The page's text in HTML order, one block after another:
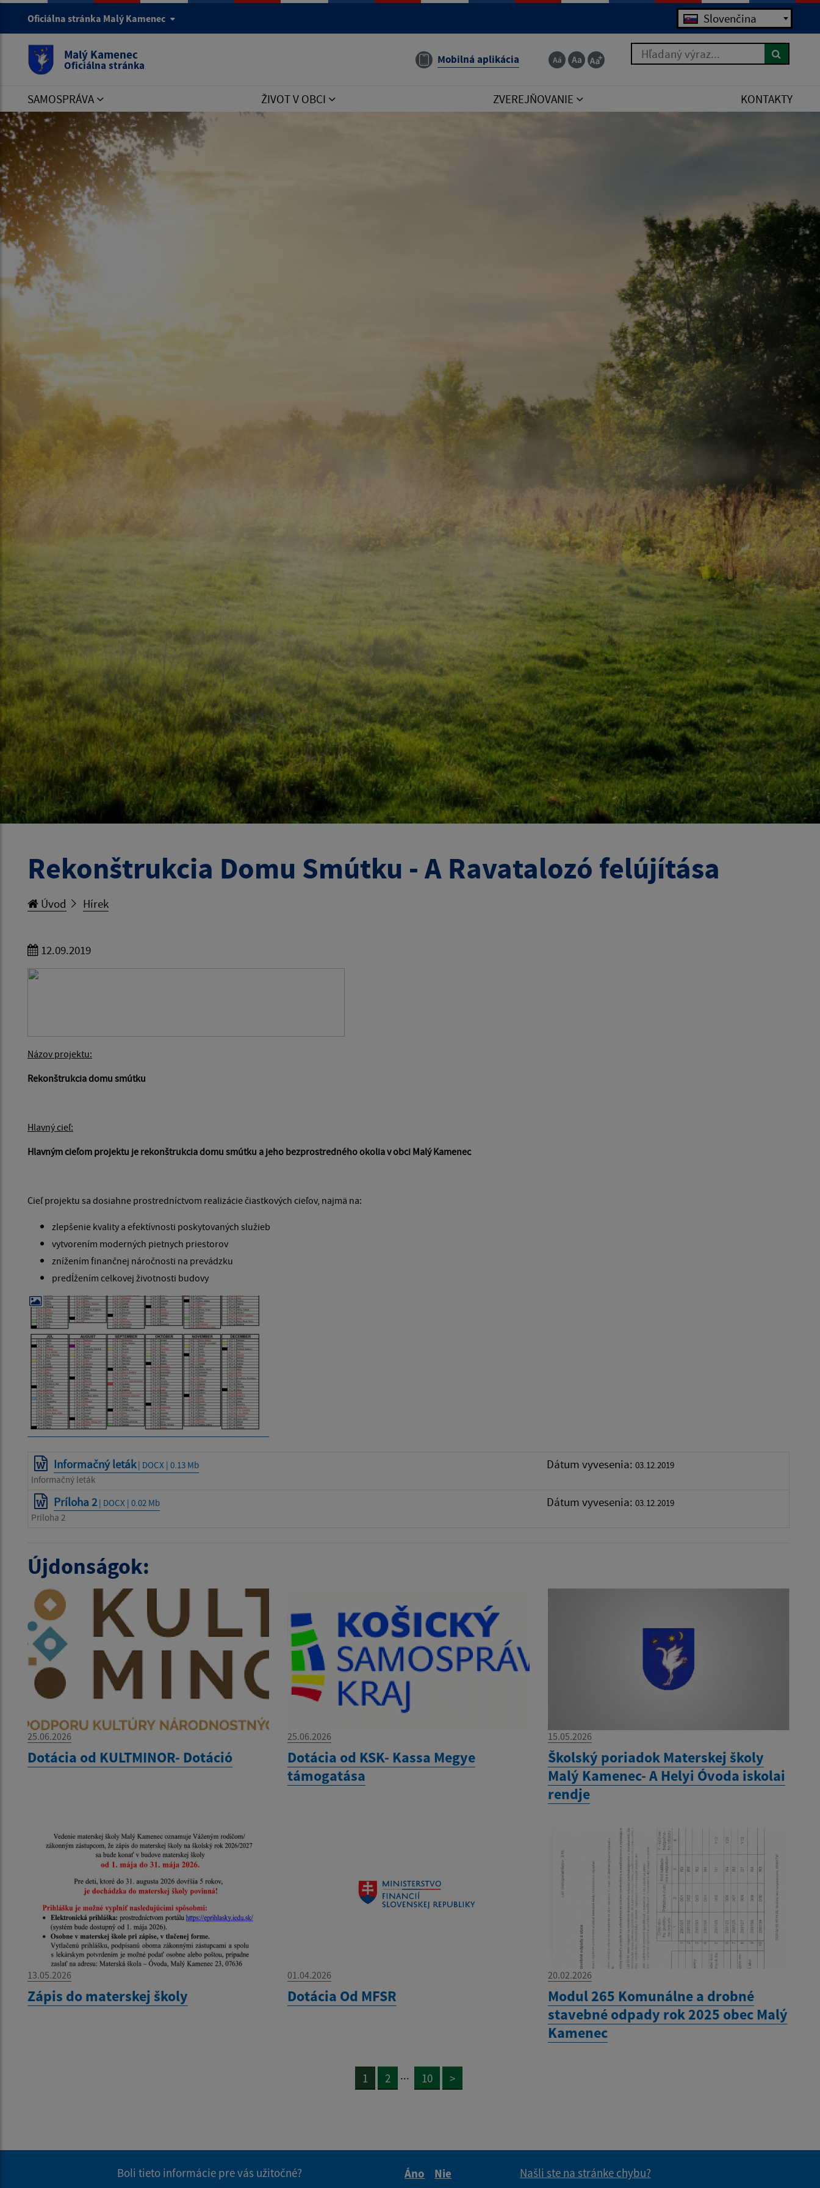
ERROR:You have an error in your SQL syntax; check the manual that corresponds to your MariaDB server version for the right syntax to use near 'order by poradie
desc' at line 1!
ERROR No:
1064
Oficiálna stránka Malý Kamenec Jazyk Slovenčina
Malý Kamenec
Oficiálna stránka Mobilná aplikácia
Hľadaný výraz...
SAMOSPRÁVA ŽIVOT V OBCI ZVEREJŇOVANIE KONTAKTY
Rekonštrukcia Domu Smútku - A Ravatalozó felújítása
Úvod Hírek
12.09.2019
Názov projektu:
Rekonštrukcia domu smútku
Hlavný cieľ:
Hlavným cieľom projektu je rekonštrukcia domu smútku a jeho bezprostredného okolia v obci Malý Kamenec
Cieľ projektu sa dosiahne prostredníctvom realizácie čiastkových cieľov, najmä na:
zlepšenie kvality a efektívnosti poskytovaných služieb
vytvorením moderných pietnych priestorov
znížením finančnej náročnosti na prevádzku
predĺžením celkovej životnosti budovy
Informačný leták| DOCX | 0.13 Mb Dátum vyvesenia: 03.12.2019
Informačný leták
Príloha 2| DOCX | 0.02 Mb Dátum vyvesenia: 03.12.2019
Príloha 2
Újdonságok:
25.06.2026
Dotácia od KULTMINOR- Dotáció
25.06.2026
Dotácia od KSK- Kassa Megye
támogatása
15.05.2026
Školský poriadok Materskej školy
Malý Kamenec- A Helyi Óvoda iskolai
rendje
13.05.2026
Zápis do materskej školy
01.04.2026
Dotácia Od MFSR
20.02.2026
Modul 265 Komunálne a drobné
stavebné odpady rok 2025 obec Malý
Kamenec
1 2 ... 10 >
Boli tieto informácie pre vás užitočné?
Áno
Nie
Našli ste na stránke chybu?